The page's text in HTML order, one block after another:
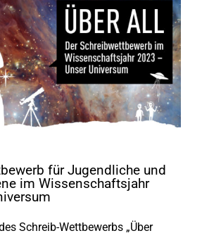
für Jugendliche und
im Wissenschaftsjahr
Schreib-Wettbewerbs „Über